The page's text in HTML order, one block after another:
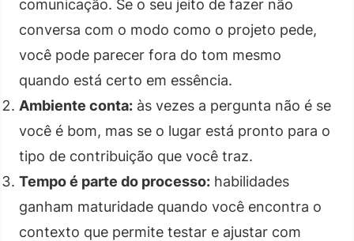
comunicação. Se o seu jeito de fazer não
conversa com o modo como o projeto pede,
você pode parecer fora do tom mesmo
quando está certo em essência.
Ambiente conta: às vezes a pergunta não é se
você é bom, mas se o lugar está pronto para o
tipo de contribuição que você traz.
Tempo é parte do processo: habilidades
ganham maturidade quando você encontra o
contexto que permite testar e ajustar com